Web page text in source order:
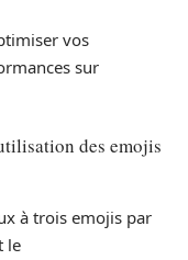
vos
sur
des emojis
à trois emojis par
le